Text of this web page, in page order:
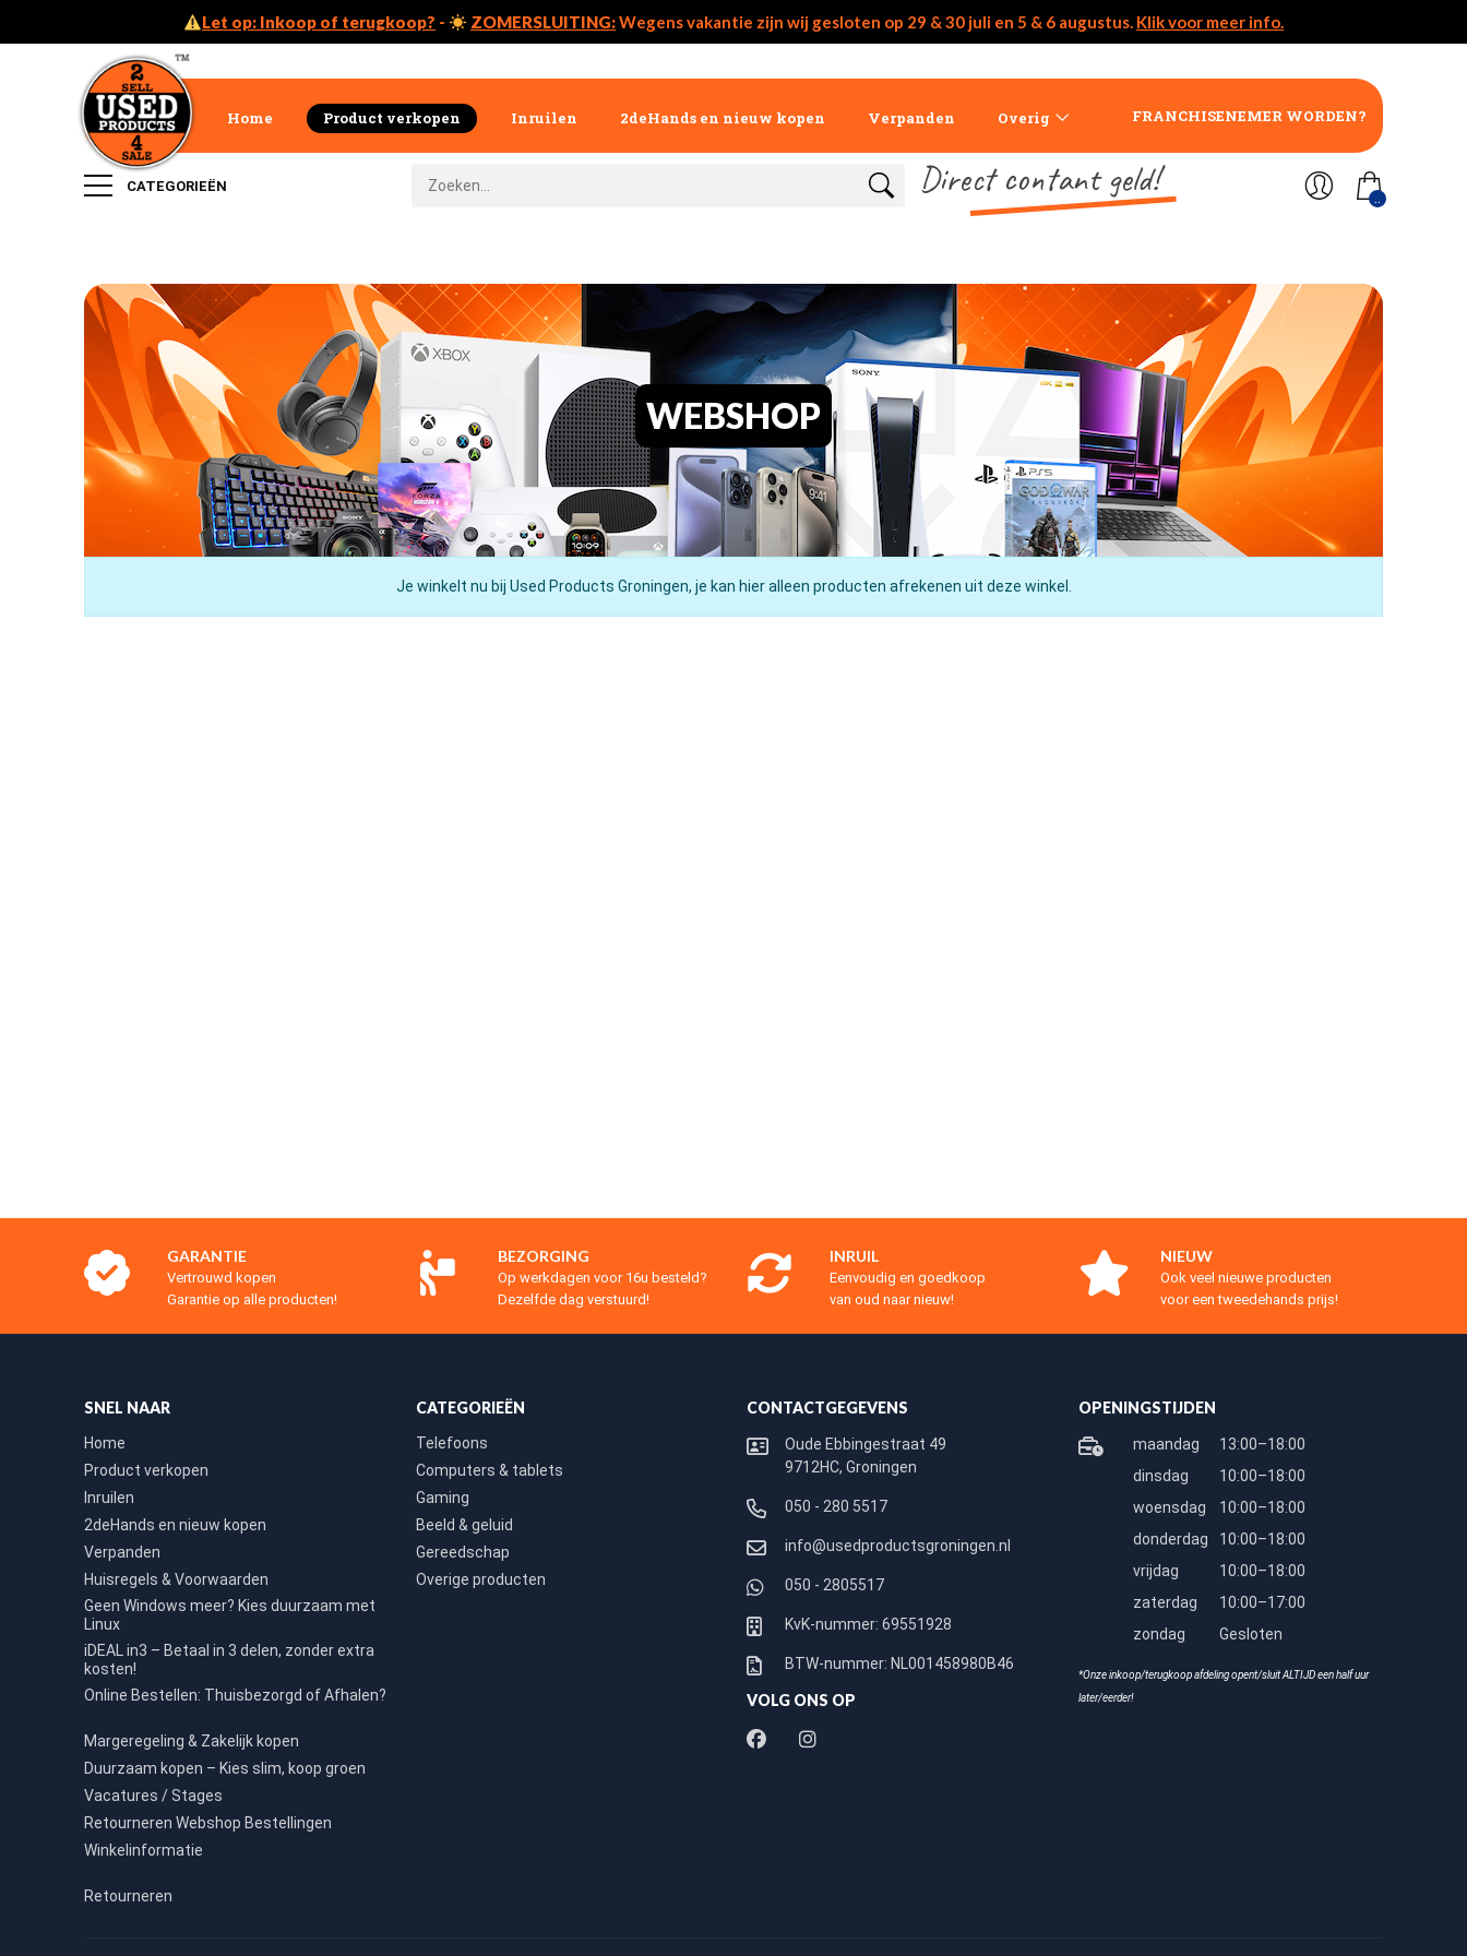
Let op: Inkoop of terugkoop? - ZOMERSLUITING:Wegens vakantie zijn wij gesloten op 29 & 30 juli en 5 & 6 augustus. Klik voor meer info.
Home Product verkopen Inruilen 2deHands en nieuw kopen Verpanden Overig FRANCHISENEMER WORDEN?
CATEGORIEËN Direct contant geld! ..
WEBSHOP
Je winkelt nu bij Used Products Groningen, je kan hier alleen producten afrekenen uit deze winkel.
GARANTIE
Vertrouwd kopen
Garantie op alle producten!
BEZORGING
Op werkdagen voor 16u besteld?
Dezelfde dag verstuurd!
INRUIL
Eenvoudig en goedkoop
van oud naar nieuw!
NIEUW
Ook veel nieuwe producten
voor een tweedehands prijs!
SNEL NAAR
Home
Product verkopen
Inruilen
2deHands en nieuw kopen
Verpanden
Huisregels & Voorwaarden
Geen Windows meer? Kies duurzaam met
Linux
iDEAL in3 – Betaal in 3 delen, zonder extra
kosten!
Online Bestellen: Thuisbezorgd of Afhalen?
Margeregeling & Zakelijk kopen
Duurzaam kopen – Kies slim, koop groen
Vacatures / Stages
Retourneren Webshop Bestellingen
Winkelinformatie
Retourneren
CATEGORIEËN
Telefoons
Computers & tablets
Gaming
Beeld & geluid
Gereedschap
Overige producten
CONTACTGEGEVENS
Oude Ebbingestraat 49
9712HC, Groningen
050 - 280 5517
info@usedproductsgroningen.nl
050 - 2805517
KvK-nummer: 69551928
BTW-nummer: NL001458980B46
VOLG ONS OP
OPENINGSTIJDEN
maandag
13:00–18:00
dinsdag
10:00–18:00
woensdag
10:00–18:00
donderdag
10:00–18:00
vrijdag
10:00–18:00
zaterdag
10:00–17:00
zondag
Gesloten
*Onze inkoop/terugkoop afdeling opent/sluit ALTIJD een half uur
later/eerder!